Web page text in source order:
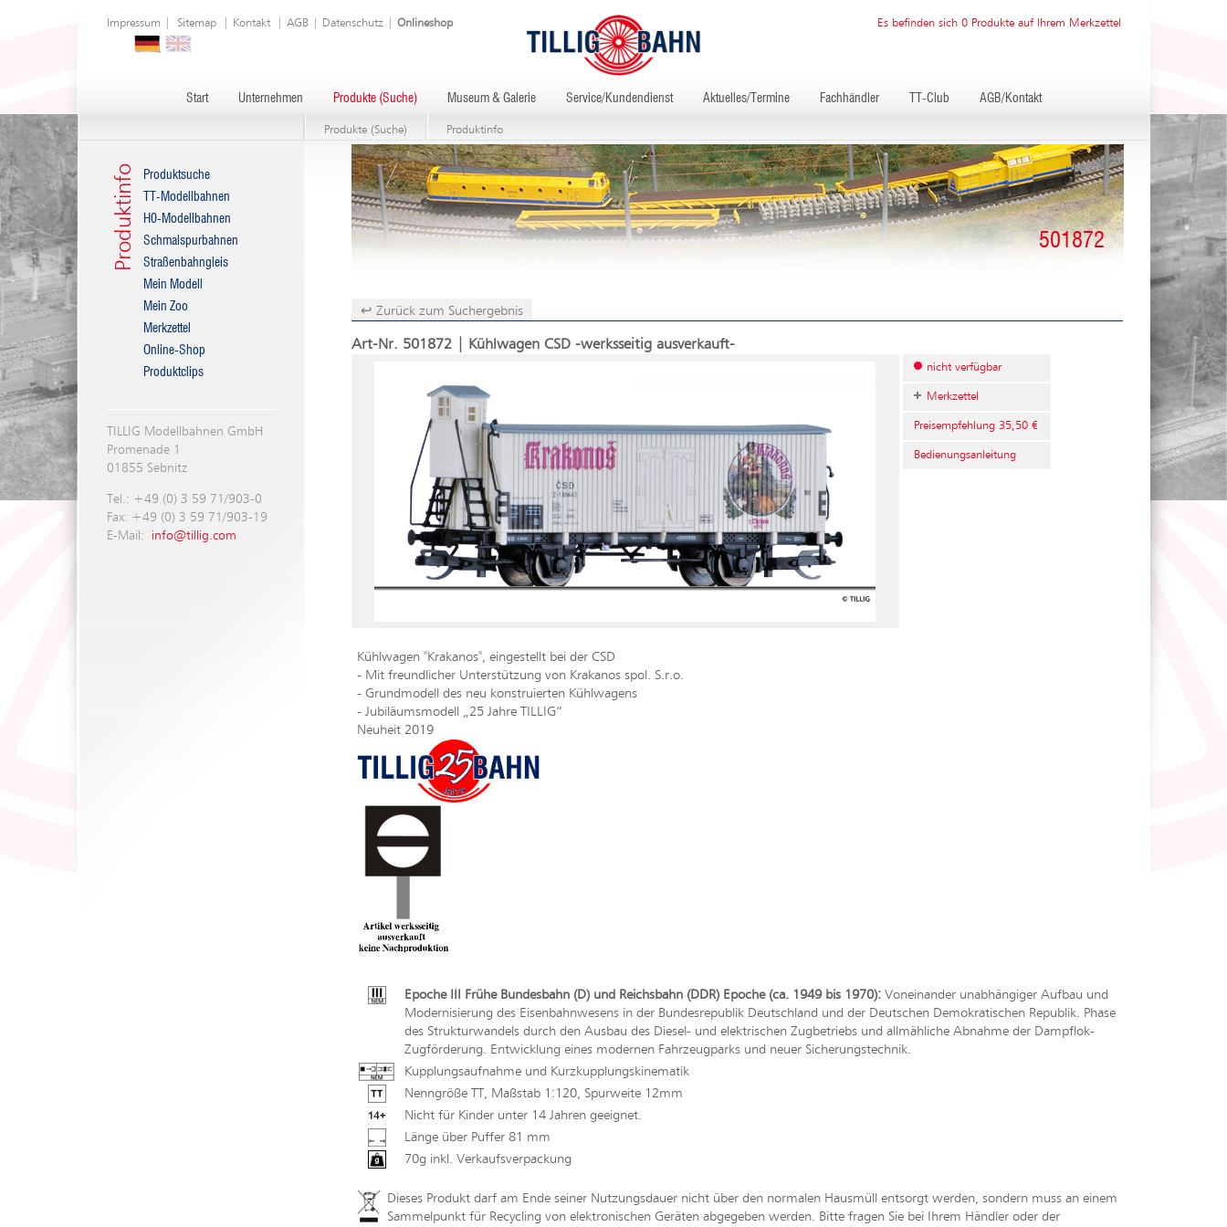
Es befinden sich 0 Produkte auf Ihrem Merkzettel
Impressum Sitemap| Kontakt| AGB| Datenschutz| Onlineshop
Start Unternehmen Produkte (Suche) Museum & Galerie Service/Kundendienst Aktuelles/Termine Fachhändler TT-Club AGB/Kontakt
Produkte (Suche) Produktinfo
Produktinfo
Produktsuche
TT-Modellbahnen
H0-Modellbahnen
Schmalspurbahnen
Straßenbahngleis
Mein Modell
Mein Zoo
Merkzettel
Online-Shop
Produktclips
TILLIG Modellbahnen GmbH
Promenade 1
01855 Sebnitz
Tel.: +49 (0) 3 59 71/903-0
Fax: +49 (0) 3 59 71/903-19
E-Mail:
info@tillig.com
501872
↩ Zurück zum Suchergebnis
Art-Nr. 501872 | Kühlwagen CSD -werksseitig ausverkauft-
nicht verfügbar
Merkzettel
Preisempfehlung 35,50 €
Bedienungsanleitung
Kühlwagen "Krakanos", eingestellt bei der CSD
- Mit freundlicher Unterstützung von Krakanos spol. S.r.o.
- Grundmodell des neu konstruierten Kühlwagens
- Jubiläumsmodell „25 Jahre TILLIG“
Neuheit 2019
Epoche III Frühe Bundesbahn (D) und Reichsbahn (DDR) Epoche (ca. 1949 bis 1970):Voneinander unabhängiger Aufbau und
Modernisierung des Eisenbahnwesens in der Bundesrepublik Deutschland und der Deutschen Demokratischen Republik. Phase
des Strukturwandels durch den Ausbau des Diesel- und elektrischen Zugbetriebs und allmähliche Abnahme der Dampflok-
Zugförderung. Entwicklung eines modernen Fahrzeugparks und neuer Sicherungstechnik.
Kupplungsaufnahme und Kurzkupplungskinematik
Nenngröße TT, Maßstab 1:120, Spurweite 12mm
Nicht für Kinder unter 14 Jahren geeignet.
Länge über Puffer 81 mm
70g inkl. Verkaufsverpackung
Dieses Produkt darf am Ende seiner Nutzungsdauer nicht über den normalen Hausmüll entsorgt werden, sondern muss an einem
Sammelpunkt für Recycling von elektronischen Geräten abgegeben werden. Bitte fragen Sie bei Ihrem Händler oder der